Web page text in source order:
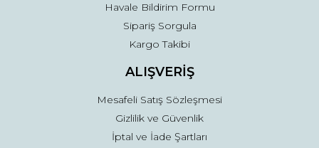
Gönder
Havale Bildirim Formu
Sipariş Sorgula
Kargo Takibi
ALIŞVERİŞ
Mesafeli Satış Sözleşmesi
Gizlilik ve Güvenlik
İptal ve İade Şartları